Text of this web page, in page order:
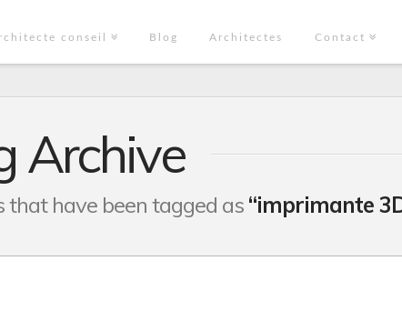
conseil Blog Architectes Contact
Archive
that have been tagged as“imprimante